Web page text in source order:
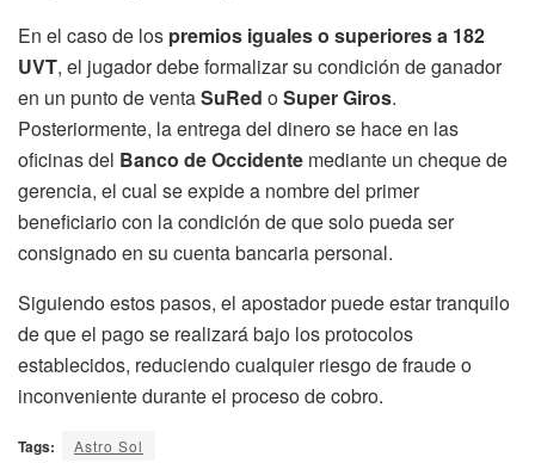
En el caso de los premios iguales o superiores a 182
UVT, el jugador debe formalizar su condición de ganador
en un punto de ventaSuRed oSuper Giros.
Posteriormente, la entrega del dinero se hace en las
oficinas del Banco de Occidente mediante un cheque de
gerencia, el cual se expide a nombre del primer
beneficiario con la condición de que solo pueda ser
consignado en su cuenta bancaria personal.
Siguiendo estos pasos, el apostador puede estar tranquilo
de que el pago se realizará bajo los protocolos
establecidos, reduciendo cualquier riesgo de fraude o
inconveniente durante el proceso de cobro.
Tags: Astro Sol